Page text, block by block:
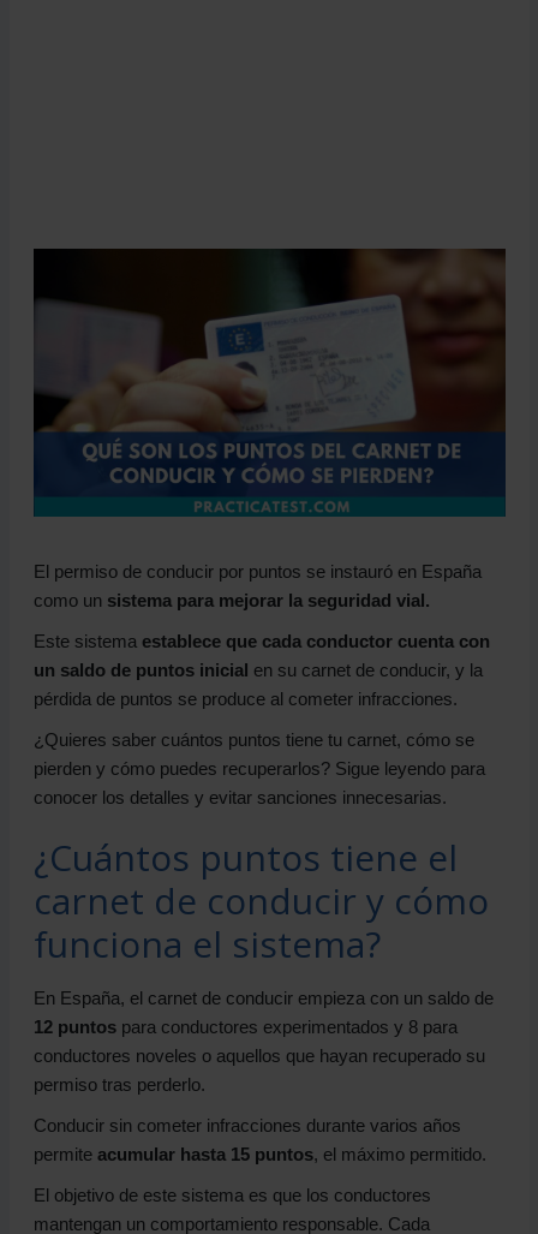
El permiso de conducir por puntos se instauró en España
como un sistema para mejorar la seguridad vial.
Este sistema establece que cada conductor cuenta con
un saldo de puntos inicial en su carnet de conducir, y la
pérdida de puntos se produce al cometer infracciones.
¿Quieres saber cuántos puntos tiene tu carnet, cómo se
pierden y cómo puedes recuperarlos? Sigue leyendo para
conocer los detalles y evitar sanciones innecesarias.
¿Cuántos puntos tiene el
carnet de conducir y cómo
funciona el sistema?
En España, el carnet de conducir empieza con un saldo de
12 puntospara conductores experimentados y 8 para
conductores noveles o aquellos que hayan recuperado su
permiso tras perderlo.
Conducir sin cometer infracciones durante varios años
permite acumular hasta 15 puntos, el máximo permitido.
El objetivo de este sistema es que los conductores
mantengan un comportamiento responsable. Cada